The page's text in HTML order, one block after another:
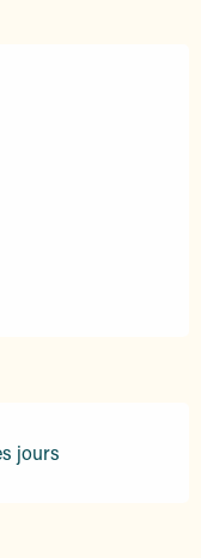
jours